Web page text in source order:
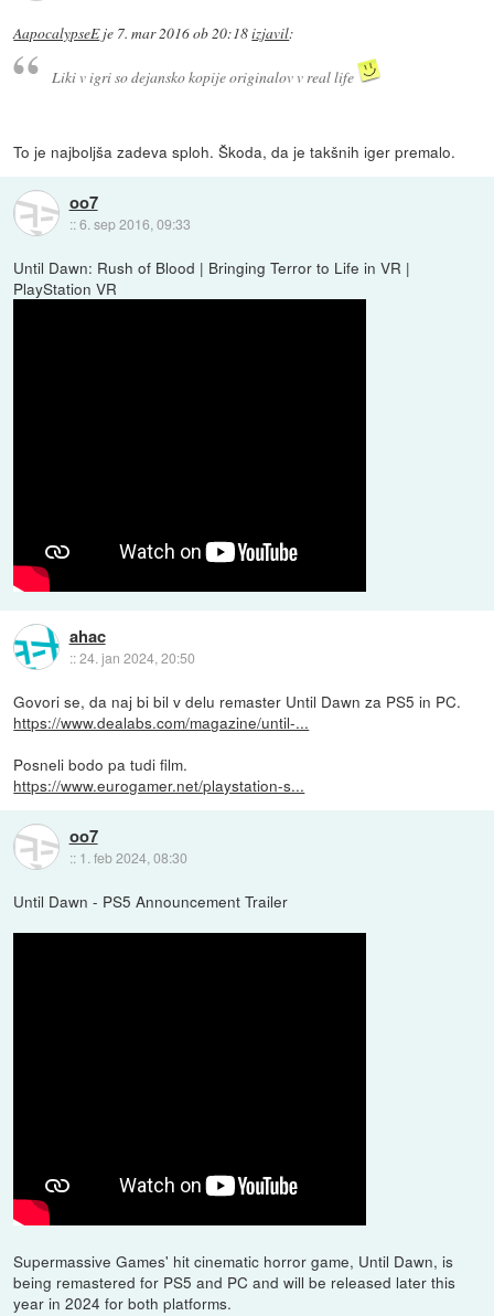
AapocalypseEje 7. mar 2016 ob 20:18izjavil:
Liki v igri so dejansko kopije originalov v real life
To je najboljša zadeva sploh. Škoda, da je takšnih iger premalo.
oo7
::6. sep 2016, 09:33
Until Dawn: Rush of Blood | Bringing Terror to Life in VR |
PlayStation VR
ahac
::24. jan 2024, 20:50
Govori se, da naj bi bil v delu remaster Until Dawn za PS5 in PC.
https://www.dealabs.com/magazine/until-...
Posneli bodo pa tudi film.
https://www.eurogamer.net/playstation-s...
oo7
:: 1. feb 2024, 08:30
Until Dawn - PS5 Announcement Trailer
Supermassive Games' hit cinematic horror game, Until Dawn, is
being remastered for PS5 and PC and will be released later this
year in 2024 for both platforms.